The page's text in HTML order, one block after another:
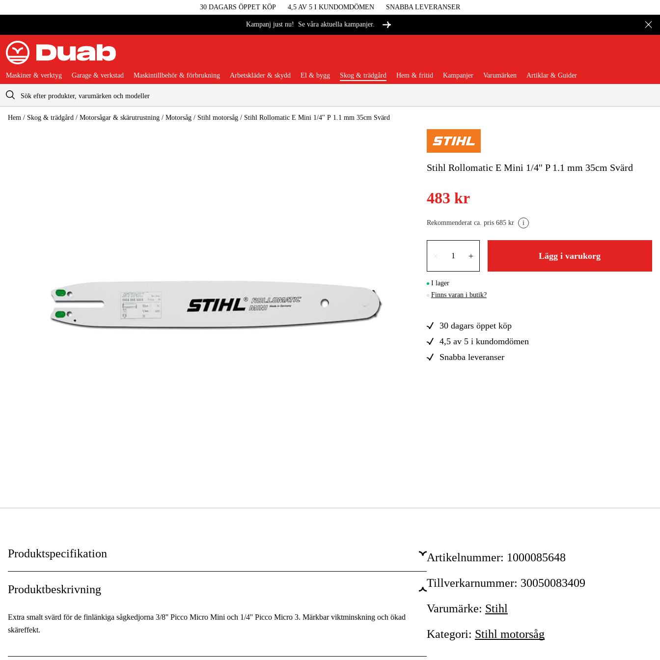
30 DAGARS ÖPPET KÖP 4,5 AV 5 I KUNDOMDÖMEN SNABBA LEVERANSER
Kampanj just nu! Se våra aktuella kampanjer.
Varukorg Populära kategorier
Maskiner & Verktyg Garage & Verkstad
Maskintillbehör & Förbrukning
Arbetskläder & Skydd
Skog & Trädgård Hem & Fritid Kampanjer
Maskiner & verktyg Garage & verkstad Maskintillbehör & förbrukning Arbetskläder & skydd El & bygg Skog & trädgård Hem & fritid Kampanjer Varumärken Artiklar & Guider
Hem / Skog & trädgård / Motorsågar & skärutrustning / Motorsåg / Stihl motorsåg / Stihl Rollomatic E Mini 1/4'' P 1.1 mm 35cm Svärd
Stihl Rollomatic E Mini 1/4'' P 1.1 mm 35cm Svärd
483 kr
Rekommenderat ca. pris 685 kr i
× + Lägg i varukorg
I lager
Finns varan i butik?
30 dagars öppet köp
4,5 av 5 i kundomdömen
Snabba leveranser
Produktspecifikation
Svärdsinfästning:
3005
Svärdslängd
Produktbeskrivning
Extra smalt svärd för de finlänkiga sågkedjorna 3/8'' Picco Micro Mini och 1/4'' Picco Micro 3. Märkbar viktminskning och ökad
skäreffekt.
Artikelnummer: 1000085648
Tillverkarnummer: 30050083409
Varumärke: Stihl
Kategori: Stihl motorsåg